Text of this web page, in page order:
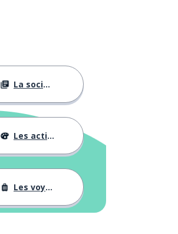
La société
Les activités
Les voyages